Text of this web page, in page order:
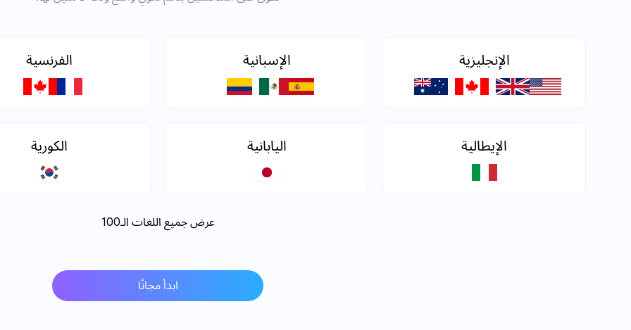
الإنجليزية الإسبانية الفرنسية
الإيطالية اليابانية الكورية
عرض جميع اللغات الـ100
ابدأ مجانًا